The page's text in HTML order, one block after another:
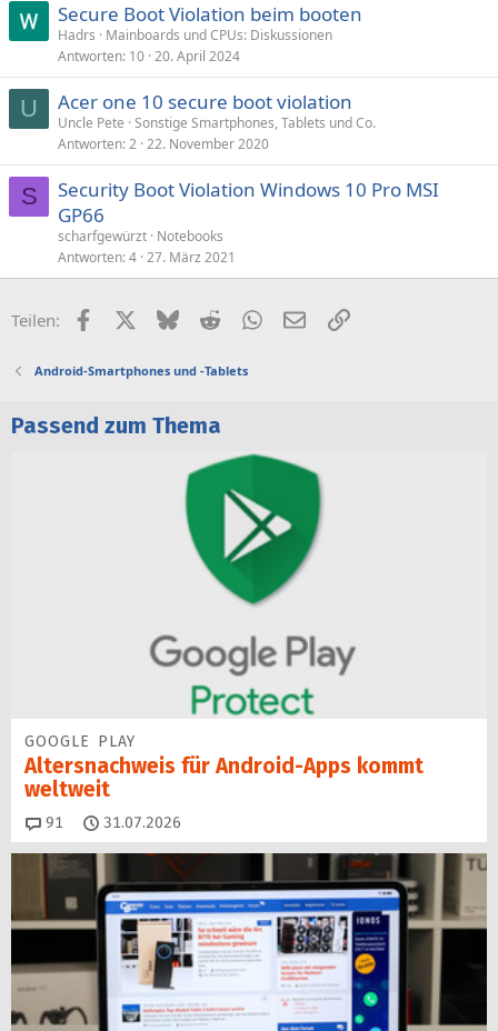
Secure Boot Violation beim booten
Hadrs
Mainboards und CPUs: Diskussionen
Antworten 10 20. April 2024
U Acer one 10 secure boot violation
Uncle Pete Sonstige Smartphones, Tablets und Co.
Antworten 2 22. November 2020
S
Security Boot Violation Windows 10 Pro MSI
GP66
scharfgewürzt Notebooks
Antworten 4 27. März 2021
Teilen: FacebookX (Twitter)
BlueskyRedditWhatsApp
E-MailLink
Android-Smartphones und -Tablets
Passend zum Thema
GOOGLE PLAY
Altersnachweis für Android-Apps kommt
weltweit
91 Kommentare
31.07.2026